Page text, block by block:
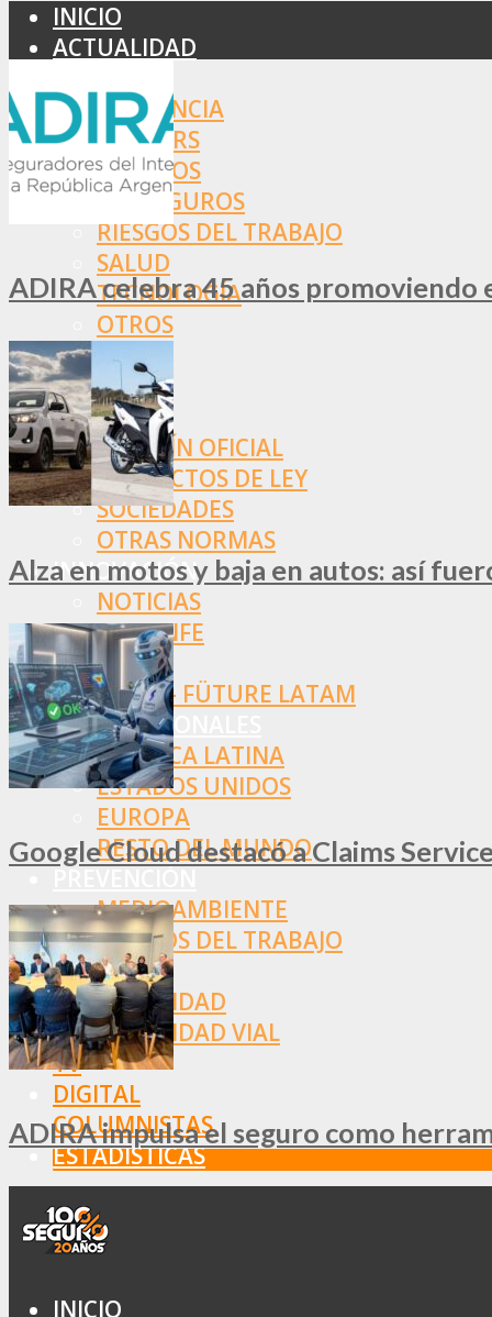
INICIO
ACTUALIDAD
ASISTENCIA
BROKERS
SEGUROS
REASEGUROS
RIESGOS DEL TRABAJO
SALUD
TECNOLOGÍA
OTROS
NORMAS
SSN
SRT
BOLETÍN OFICIAL
PROYECTOS DE LEY
SOCIEDADES
OTRAS NORMAS
INNOVACIÓN
NOTICIAS
LA CONFE
ITC
INESE – FÜTURE LATAM
INTERNACIONALES
AMÉRICA LATINA
ESTADOS UNIDOS
EUROPA
RESTO DEL MUNDO
MEDIOAMBIENTE
RIESGOS DEL TRABAJO
SALUD
SEGURIDAD
SEGURIDAD VIAL
TV
DIGITAL
COLUMNISTAS
ESTADÍSTICAS
ADIRA celebra 45 años
Alza en motos y baja en autos: así
Google Cloud destacó a Claims
ADIRA impulsa el seguro como
INICIO